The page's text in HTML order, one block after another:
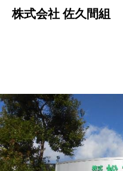
株式会社 佐久間組